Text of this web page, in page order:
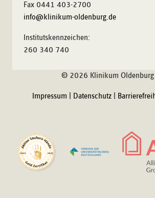
Fax 0441 403-2700
info@klinikum-oldenburg.de
Institutskennzeichen:
260 340 740
© 2026 Klinikum Oldenburg
Impressum Datenschutz|